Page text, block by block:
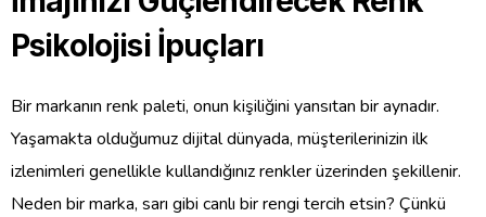
Psikolojisi İpuçları
Bir markanın renk paleti, onun kişiliğini yansıtan bir aynadır.
Yaşamakta olduğumuz dijital dünyada, müşterilerinizin ilk
izlenimleri genellikle kullandığınız renkler üzerinden şekillenir.
Neden bir marka, sarı gibi canlı bir rengi tercih etsin? Çünkü